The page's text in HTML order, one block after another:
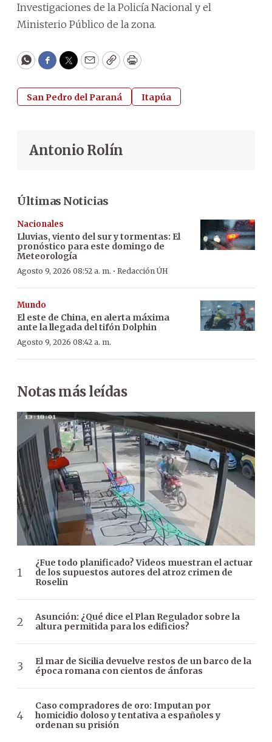
Investigaciones de la Policía Nacional y el
Ministerio Público de la zona.
WhatsApp
Facebook
Twitter
EmailCopyPrint
San Pedro del Paraná Itapúa
Antonio Rolín
Últimas Noticias
Nacionales
Lluvias, viento del sur y tormentas: El
pronóstico para este domingo de
Meteorología
Agosto 9, 2026 08:52 a. m. · Redacción ÚH
Mundo
El este de China, en alerta máxima
ante la llegada del tifón Dolphin
Agosto 9, 2026 08:42 a. m.
Notas más leídas
¿Fue todo planificado? Videos muestran el actuar
de los supuestos autores del atroz crimen de
Roselin
Asunción: ¿Qué dice el Plan Regulador sobre la
altura permitida para los edificios?
El mar de Sicilia devuelve restos de un barco de la
época romana con cientos de ánforas
Caso compradores de oro: Imputan por
homicidio doloso y tentativa a españoles y
ordenan su prisión